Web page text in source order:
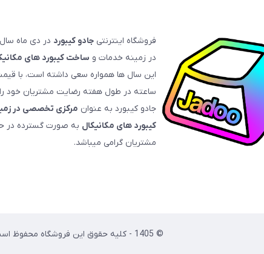
فروشگاه اینترنتی جادو کیبورد در دی ماه سال
در زمینه خدمات و ساخت کیبورد های
ساعته در طول هفته رضایت مشتریان خود
جادو کیبورد به عنوان مرکزی تخصصی در
کیبورد های مکانیکال به صورت گسترده در
مشتریان گرامی میباشد.
© 1405 - کلیه حقوق این فروشگاه محفوظ است